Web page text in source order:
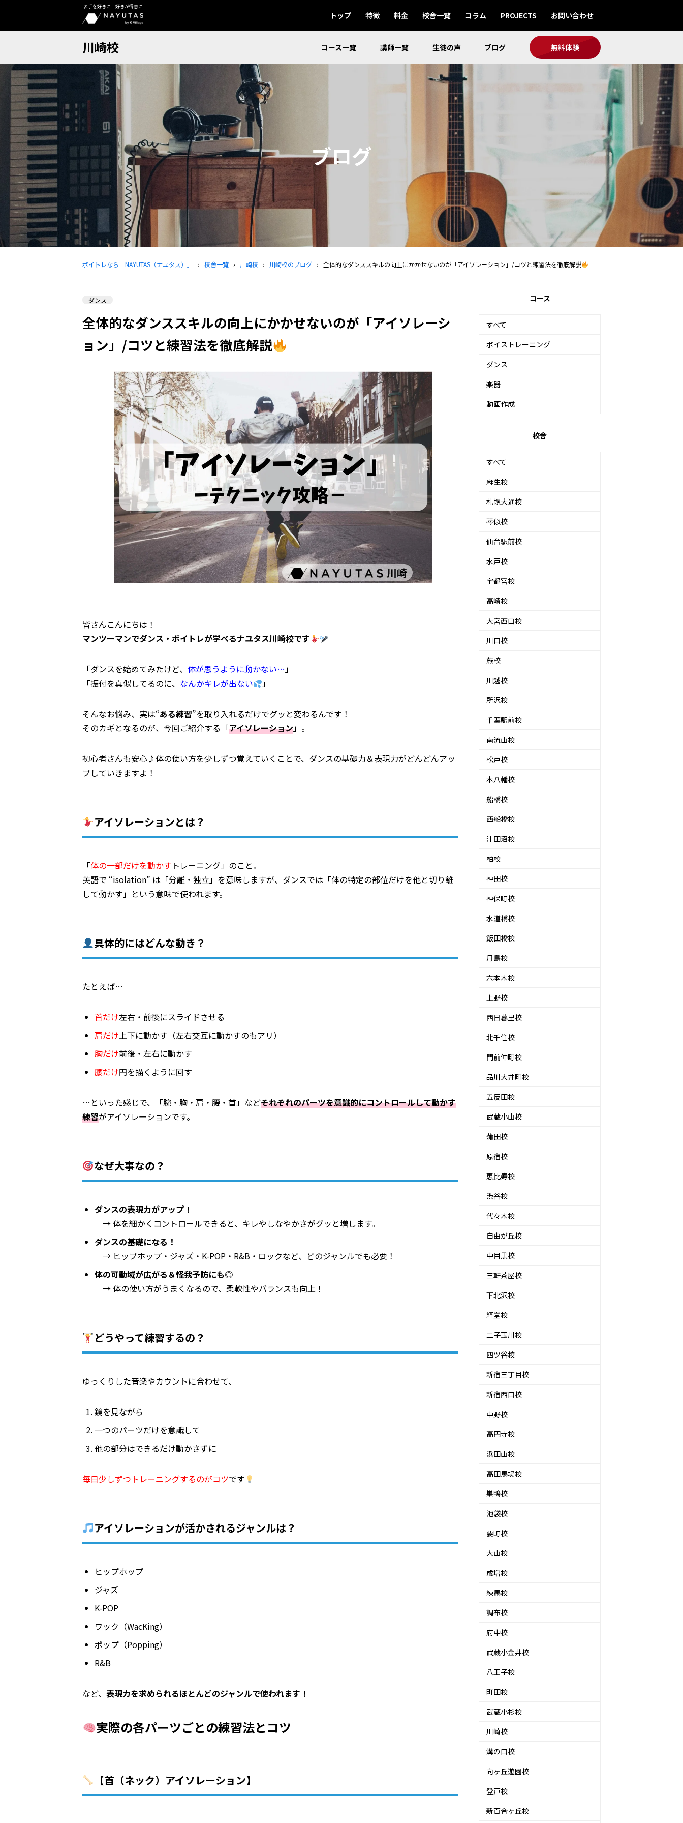
苦手を好きに 好きが得意に
トップ 特徴 料金 校舎一覧 コラム PROJECTS お問い合わせ
川崎校 コース一覧 講師一覧 生徒の声 ブログ 無料体験
ブログ
ボイトレなら「NAYUTAS（ナユタス）」 › 校舎一覧 › 川崎校 › 川崎校のブログ › 全体的なダンススキルの向上にかかせないのが「アイソレーション」/コツと練習法を徹底解説
ダンス
全体的なダンススキルの向上にかかせないのが「アイソレーシ
ョン」/コツと練習法を徹底解説
皆さんこんにちは！
マンツーマンでダンス・ボイトレが学べるナユタス川崎校です
「ダンスを始めてみたけど、 体が思うように動かない…」
「振付を真似してるのに、 なんかキレが出ない 」
そんなお悩み、実は“ある練習”を取り入れるだけでグッと変わるんです！
そのカギとなるのが、今回ご紹介する「アイソレーション」。
初心者さんも安心♪体の使い方を少しずつ覚えていくことで、ダンスの基礎力＆表現力がどんどんアッ
プしていきますよ！
アイソレーションとは？
「体の一部だけを動かす トレーニング」のこと。
英語で “isolation” は「分離・独立」を意味しますが、ダンスでは「体の特定の部位だけを他と切り離
して動かす」という意味で使われます。
具体的にはどんな動き？
たとえば…
首だけ左右・前後にスライドさせる
肩だけ上下に動かす（左右交互に動かすのもアリ）
胸だけ前後・左右に動かす
腰だけ円を描くように回す
…といった感じで、「腕・胸・肩・腰・首」などそれぞれのパーツを意識的にコントロールして動かす
練習がアイソレーションです。
なぜ大事なの？
ダンスの表現力がアップ！
→ 体を細かくコントロールできると、キレやしなやかさがグッと増します。
ダンスの基礎になる！
→ ヒップホップ・ジャズ・K-POP・R&B・ロックなど、どのジャンルでも必要！
体の可動域が広がる＆怪我予防にも◎
→ 体の使い方がうまくなるので、柔軟性やバランスも向上！
どうやって練習するの？
ゆっくりした音楽やカウントに合わせて、
鏡を見ながら
一つのパーツだけを意識して
他の部分はできるだけ動かさずに
毎日少しずつトレーニングするのがコツです
アイソレーションが活かされるジャンルは？
ヒップホップ
ジャズ
K-POP
ワック（WacKing）
ポップ（Popping）
R&B
など、 表現力を求められるほとんどのジャンルで使われます！
実際の各パーツごとの練習法とコツ
【首（ネック）アイソレーション】
コース
すべて
ボイストレーニング
ダンス
楽器
動画作成
校舎
すべて
麻生校
札幌大通校
琴似校
仙台駅前校
水戸校
宇都宮校
高崎校
大宮西口校
川口校
蕨校
川越校
所沢校
千葉駅前校
南流山校
松戸校
本八幡校
船橋校
西船橋校
津田沼校
柏校
神田校
神保町校
水道橋校
飯田橋校
月島校
六本木校
上野校
西日暮里校
北千住校
門前仲町校
品川大井町校
五反田校
武蔵小山校
蒲田校
原宿校
恵比寿校
渋谷校
代々木校
自由が丘校
中目黒校
三軒茶屋校
下北沢校
経堂校
二子玉川校
四ツ谷校
新宿三丁目校
新宿西口校
中野校
高円寺校
浜田山校
高田馬場校
巣鴨校
池袋校
要町校
大山校
成増校
練馬校
調布校
府中校
武蔵小金井校
八王子校
町田校
武蔵小杉校
川崎校
溝の口校
向ヶ丘遊園校
登戸校
新百合ヶ丘校